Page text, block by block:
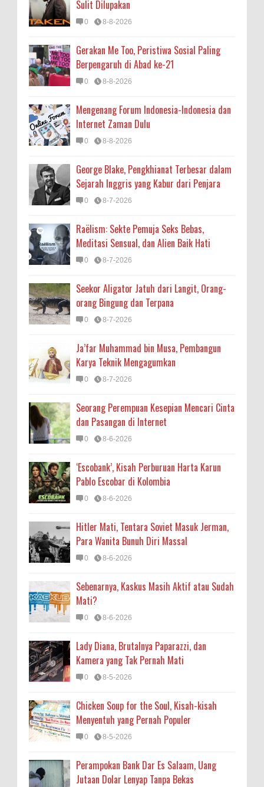
Sulit Dilupakan
0 8-8-2026
Gerakan Me Too, Peristiwa Sosial Paling
Berpengaruh di Abad ke-21
0 8-8-2026
Mengenang Forum Indonesia-Indonesia dan
Internet Zaman Dulu
0 8-8-2026
George Blake, Pengkhianat Terbesar dalam
Sejarah Inggris yang Kabur dari Penjara
0 8-7-2026
Raëlism: Sekte Pemuja Seks Bebas,
Meditasi Sensual, dan Alien Baik Hati
0 8-7-2026
Seekor Aligator Jatuh dari Langit, Orang-
orang Bingung dan Terpana
0 8-7-2026
Ja’far Muhammad bin Musa, Pembangun
Karya Teknik Mengagumkan
0 8-7-2026
Seorang Perempuan Kesepian Mencari Cinta
dan Pasangan di Internet
0 8-6-2026
‘Escobank’, Kisah Perburuan Harta Karun
Pablo Escobar di Kolombia
0 8-6-2026
Hitler Mati, Tentara Soviet Masuk Jerman,
Para Wanita Bunuh Diri Massal
0 8-6-2026
Sebenarnya, Kaskus Masih Aktif atau Sudah
Mati?
0 8-6-2026
Lady Diana, Brutalnya Paparazzi, dan
Kamera yang Tak Pernah Mati
0 8-5-2026
Chicken Soup for the Soul, Kisah-kisah
Menyentuh yang Pernah Populer
0 8-5-2026
Perampokan Bank Dar Es Salaam, Uang
Jutaan Dolar Lenyap Tanpa Bekas